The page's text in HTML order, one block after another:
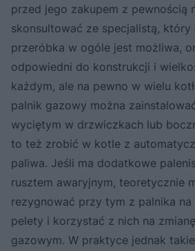
przed jego zakupem z pewnością
skonsultować ze specjalistą, który
przeróbka w ogóle jest możliwa,
odpowiedni do konstrukcji i
każdym, ale na pewno w wielu
palnik gazowy można
wyciętym w drzwiczkach lub
to też zrobić w kotle z
paliwa. Jeśli ma dodatkowe
rusztem awaryjnym, teoretycznie
rezygnować przy tym z palnika na
pelety i korzystać z nich na
gazowym. W praktyce jednak